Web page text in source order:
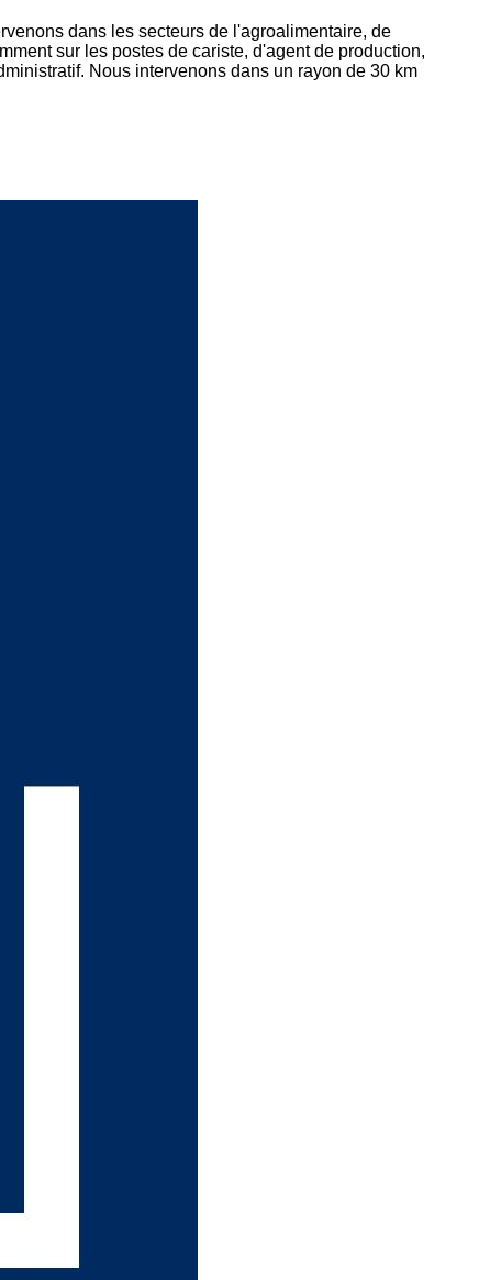
dans les secteurs de l'agroalimentaire, de
sur les postes de cariste, d'agent de production,
Nous intervenons dans un rayon de 30 km